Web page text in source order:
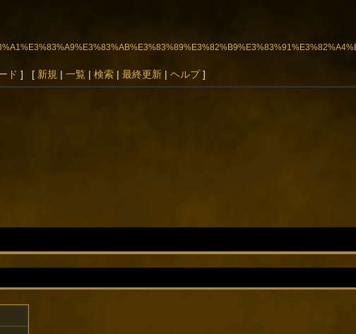
ド ] [ 新規 | 一覧| 検索| 最終更新| ヘルプ]